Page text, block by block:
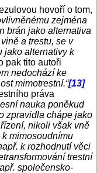
hovoří o tom,
zejména
brán jako alternativa
a trestu, se v
jako alternativy k
pak tito autoři
nedochází ke
mimotrestní.“[13]
práva
nauka poněkud
zpravidla chápe jako
nikoli však vně
mimosoudnímu
k rozhodnutí věci
trestní
společensko-